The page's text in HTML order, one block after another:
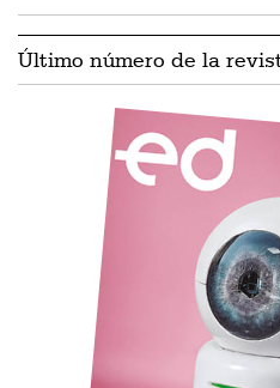
Último número de la